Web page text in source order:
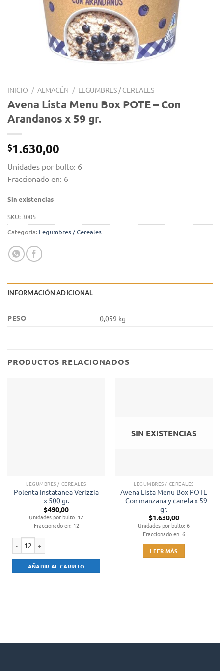
INICIO / ALMACÉN / LEGUMBRES / CEREALES
Avena Lista Menu Box POTE – Con
Arandanos x 59 gr.
$1.630,00
Unidades por bulto: 6
Fraccionado en: 6
Sin existencias
SKU: 3005
Categoría: Legumbres / Cereales
INFORMACIÓN ADICIONAL
PESO 0,059 kg
PRODUCTOS RELACIONADOS
LEGUMBRES / CEREALES
Polenta Instatanea Verizzia
x 500 gr.
$490,00
Unidades por bulto: 12
Fraccionado en: 12
Polenta Instatanea Verizzia x 500 gr. cantidad
AÑADIR AL CARRITO
SIN EXISTENCIAS
LEGUMBRES / CEREALES
Avena Lista Menu Box POTE
– Con manzana y canela x 59
gr.
$1.630,00
Unidades por bulto: 6
Fraccionado en: 6
LEER MÁS